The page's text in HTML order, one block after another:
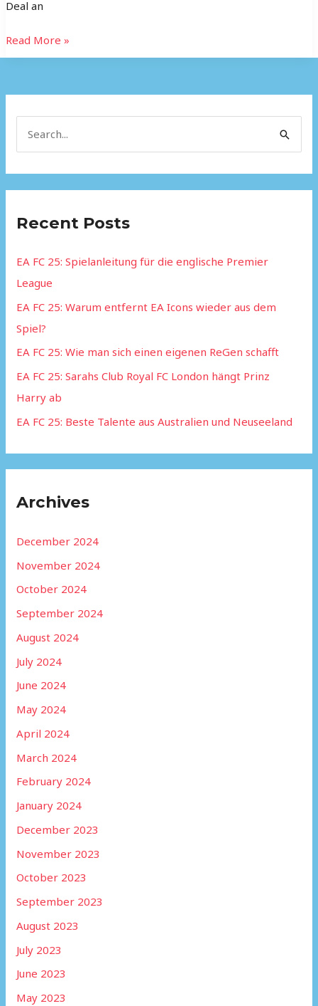
Deal an
Read More »
c
f
o
r
:
Recent Posts
EA FC 25: Spielanleitung für die englische Premier
League
EA FC 25: Warum entfernt EA Icons wieder aus dem
Spiel?
EA FC 25: Wie man sich einen eigenen ReGen schafft
EA FC 25: Sarahs Club Royal FC London hängt Prinz
Harry ab
EA FC 25: Beste Talente aus Australien und Neuseeland
Archives
December 2024
November 2024
October 2024
September 2024
August 2024
July 2024
June 2024
May 2024
April 2024
March 2024
February 2024
January 2024
December 2023
November 2023
October 2023
September 2023
August 2023
July 2023
June 2023
May 2023